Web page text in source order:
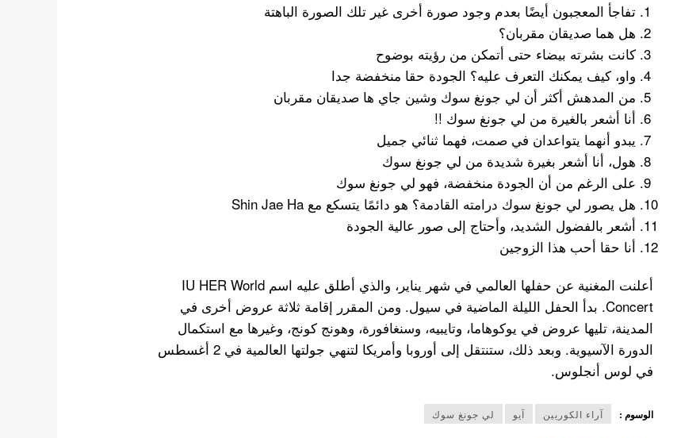
تفاجأ المعجبون أيضًا بعدم وجود صورة أخرى غير تلك الصورة الباهتة
هل هما صديقان مقربان؟
كانت بشرته بيضاء حتى أتمكن من رؤيته بوضوح
واو، كيف يمكنك التعرف عليه؟ الجودة حقا منخفضة جدا
من المدهش أكثر أن لي جونغ سوك وشين جاي ها صديقان مقربان
أنا أشعر بالغيرة من لي جونغ سوك !!
يبدو أنهما يتواعدان في صمت، فهما ثنائي جميل
هول، أنا أشعر بغيرة شديدة من لي جونغ سوك
على الرغم من أن الجودة منخفضة، فهو لي جونغ سوك
هل يصور لي جونغ سوك درامته القادمة؟ هو دائمًا يتسكع مع Shin Jae Ha
أشعر بالفضول الشديد، وأحتاج إلى صور عالية الجودة
أنا حقا أحب هذا الزوجين
أعلنت المغنية عن حفلها العالمي في شهر يناير، والذي أطلق عليه اسم IU HER World
Concert. بدأ الحفل الليلة الماضية في سيول. ومن المقرر إقامة ثلاثة عروض أخرى في
المدينة، تليها عروض في يوكوهاما، وتايبيه، وسنغافورة، وهونج كونج، وغيرها مع استكمال
الدورة الآسيوية. وبعد ذلك، ستنتقل إلى أوروبا وأمريكا لتنهي جولتها العالمية في 2 أغسطس
في لوس أنجلوس.
الوسوم : آراء الكوريين آيو لي جونغ سوك